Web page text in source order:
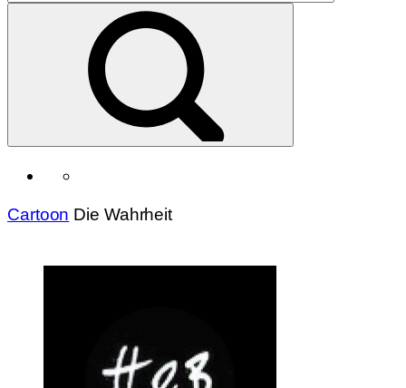
Cartoon Die Wahrheit